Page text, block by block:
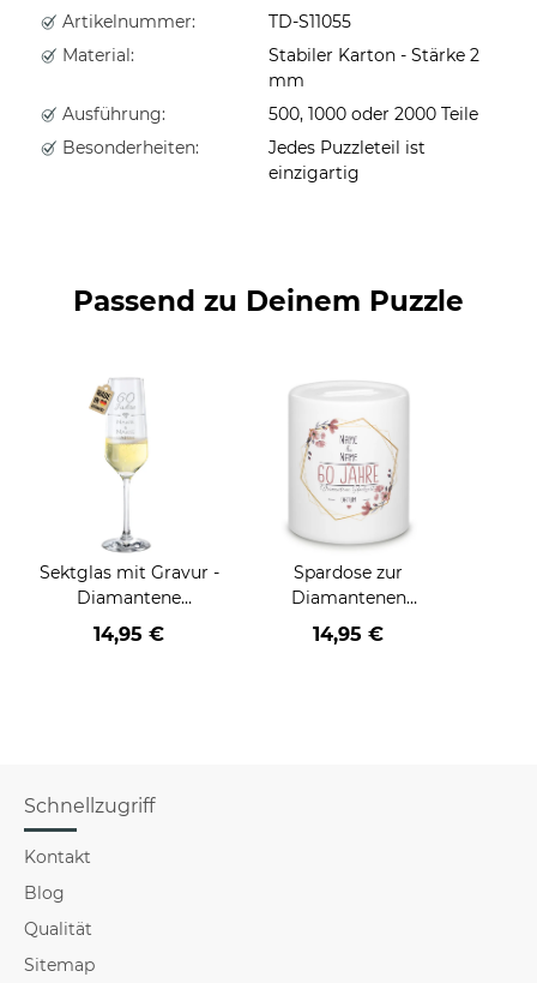
Artikelnummer:
TD-S11055
Material:
Stabiler Karton - Stärke 2
mm
Ausführung:
500, 1000 oder 2000 Teile
Besonderheiten:
Jedes Puzzleteil ist
einzigartig
Passend zu Deinem Puzzle
Sektglas mit Gravur -
Diamantene
Hochzeit - 60.
Hochzeitstag - mit
14,95 €
Spardose zur
Diamantenen
Hochzeit - mit
Namen und Datum
14,95 €
Schnellzugriff
Kontakt
Blog
Qualität
Sitemap